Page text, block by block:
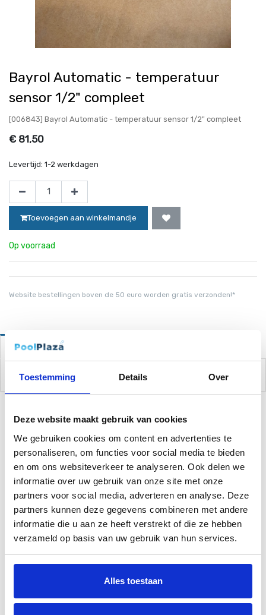
Toestemming Details Over
Deze website maakt gebruik van cookies
We gebruiken cookies om content en advertenties te
personaliseren, om functies voor social media te bieden
en om ons websiteverkeer te analyseren. Ook delen we
informatie over uw gebruik van onze site met onze
partners voor social media, adverteren en analyse. Deze
partners kunnen deze gegevens combineren met andere
informatie die u aan ze heeft verstrekt of die ze hebben
verzameld op basis van uw gebruik van hun services.
Alles toestaan
Bayrol Automatic - temperatuur
sensor 1/2" compleet
[006843] Bayrol Automatic - temperatuur sensor 1/2" compleet
€ 81,50
Levertijd: 1-2 werkdagen
Toevoegen aan winkelmandje
Op voorraad
Website bestellingen boven de 50 euro worden gratis verzonden!*
Omschrijving
Gerelateerde Producten